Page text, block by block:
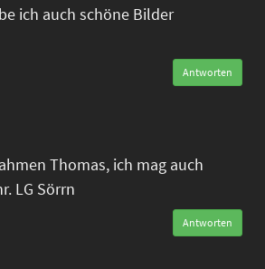
ich auch schöne Bilder
Antworten
Thomas, ich mag auch
LG Sörrn
Antworten